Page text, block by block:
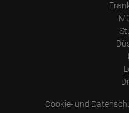
Cookie- und